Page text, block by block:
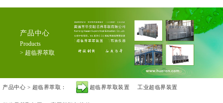
产品中心
Products
> 超临界萃取
产品中心 > 超临界萃取： 超临界萃取装置 工业超临界装置